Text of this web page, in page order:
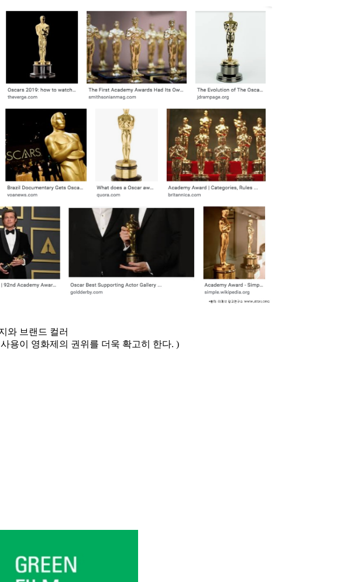
와 브랜드 컬러
용이 영화제의 권위를 더욱 확고히 한다. )